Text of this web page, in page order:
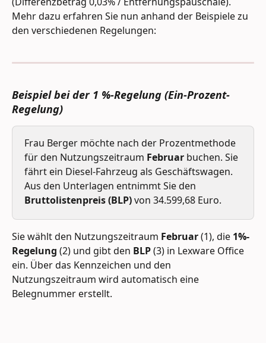
Mehr dazu erfahren Sie nun anhand der Beispiele zu
den verschiedenen Regelungen:
Beispiel bei der 1 %-Regelung (Ein-Prozent-
Regelung)
Frau Berger möchte nach der Prozentmethode
für den Nutzungszeitraum Februar buchen. Sie
fährt ein Diesel-Fahrzeug als Geschäftswagen.
Aus den Unterlagen entnimmt Sie den
Bruttolistenpreis (BLP) von 34.599,68 Euro.
Sie wählt den Nutzungszeitraum Februar (1), die 1%-
Regelung (2) und gibt den BLP (3) in Lexware Office
ein. Über das Kennzeichen und den
Nutzungszeitraum wird automatisch eine
Belegnummer erstellt.